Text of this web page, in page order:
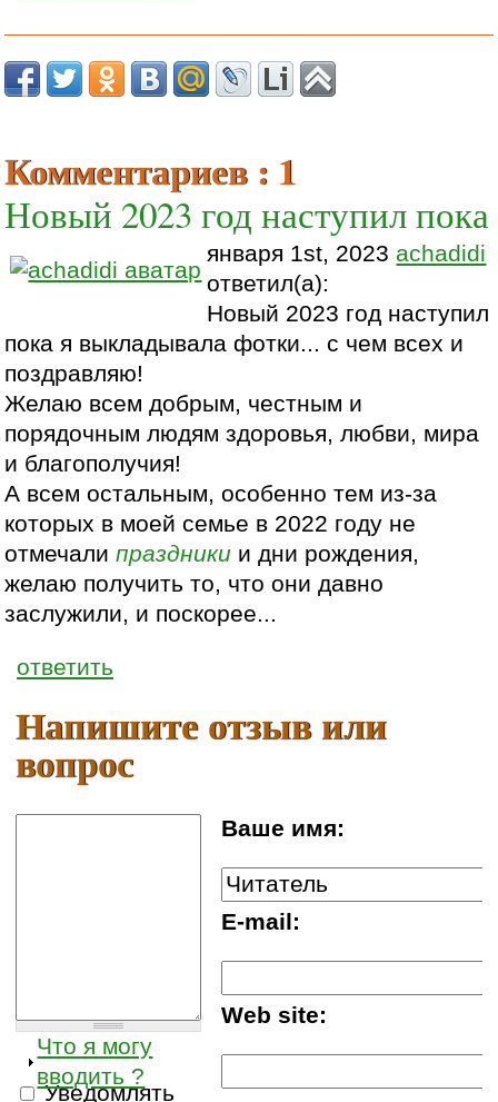
Комментариев : 1
Новый 2023 год наступил пока
января 1st, 2023 achadidi
ответил(а):
Новый 2023 год наступил
пока я выкладывала фотки... с чем всех и
поздравляю!
Желаю всем добрым, честным и
порядочным людям здоровья, любви, мира
и благополучия!
А всем остальным, особенно тем из-за
которых в моей семье в 2022 году не
отмечалипраздники и дни рождения,
желаю получить то, что они давно
заслужили, и поскорее...
ответить
Напишите отзыв или
вопрос
Ваше имя:
E-mail:
Web site:
Что я могу
вводить ?
Уведомлять